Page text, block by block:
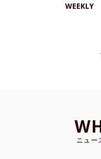
WEEKLY
ニュー